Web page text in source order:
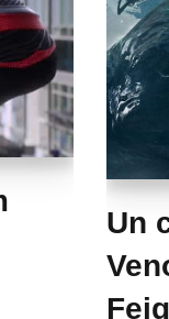
Un